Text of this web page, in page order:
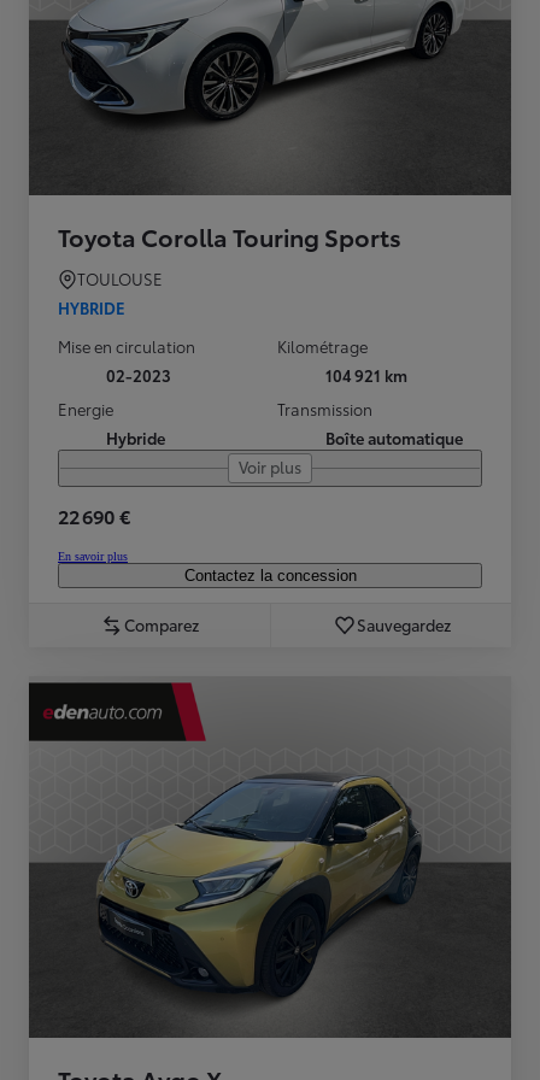
Toyota Corolla Touring Sports
TOULOUSE
HYBRIDE
Mise en circulation
02-2023
Kilométrage
104 921 km
Energie
Hybride
Transmission
Boîte automatique
Voir plus
22 690 €
En savoir plus
Contactez la concession
Comparez Sauvegardez